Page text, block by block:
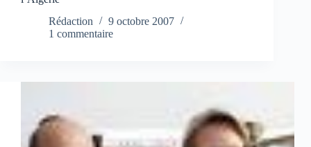
Rédaction
9 octobre 2007
1 commentaire